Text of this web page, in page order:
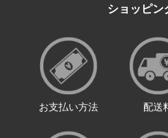
ショッピン
お支払い方法 配送